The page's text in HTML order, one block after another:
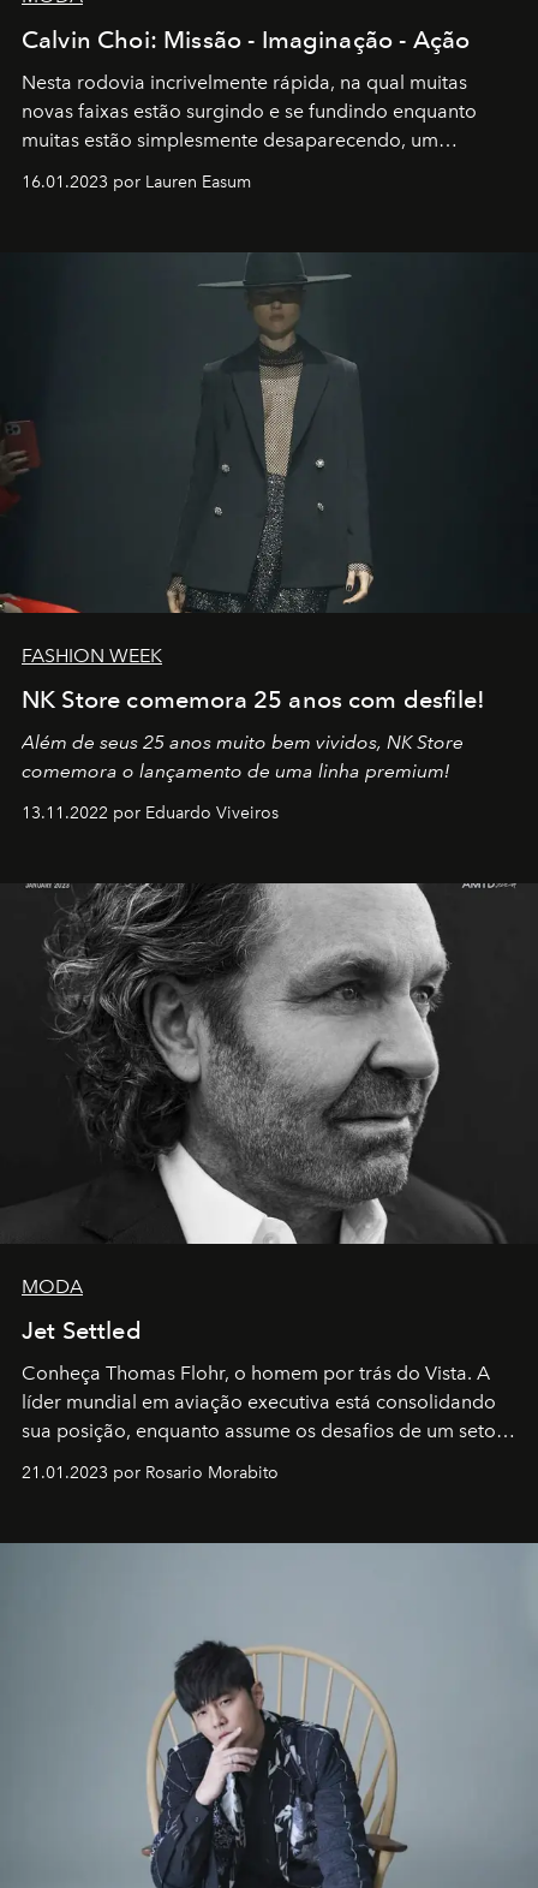
Calvin Choi: Missão - Imaginação - Ação
Nesta rodovia incrivelmente rápida, na qual muitas
novas faixas estão surgindo e se fundindo enquanto
muitas estão simplesmente desaparecendo, um
transportador AMTD abrindo caminho para muitos
por propósitos, com um claro senso de missão na vida e
16.01.2023 por Lauren Easum
FASHION WEEK
NK Store comemora 25 anos com desfile!
Além de seus 25 anos muito bem vividos, NK Store
comemora o lançamento de uma linha premium!
13.11.2022 por Eduardo Viveiros
MODA
Jet Settled
Conheça Thomas Flohr, o homem por trás do Vista. A
líder mundial em aviação executiva está consolidando
sua posição, enquanto assume os desafios de um setor
em rápida evolução e redefinindo o conceito de luxo
21.01.2023 por Rosario Morabito